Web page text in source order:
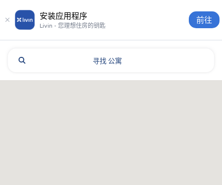
安装应用程序
Livin - 您理想住房的钥匙
前往
寻找 公寓
Mogilev: 酒店和住宿